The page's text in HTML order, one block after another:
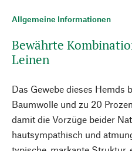
Allgemeine Informationen
Bewährte
Leinen
Das Gewebe dieses Hemds
Baumwolle und zu 20
damit die Vorzüge beider
hautsympathisch und